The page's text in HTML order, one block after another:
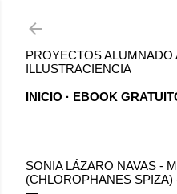
PROYECTOS ALUMNADO
ILLUSTRACIENCIA
INICIO EBOOK
SONIA LÁZARO NAVAS -
(CHLOROPHANES SPIZA)